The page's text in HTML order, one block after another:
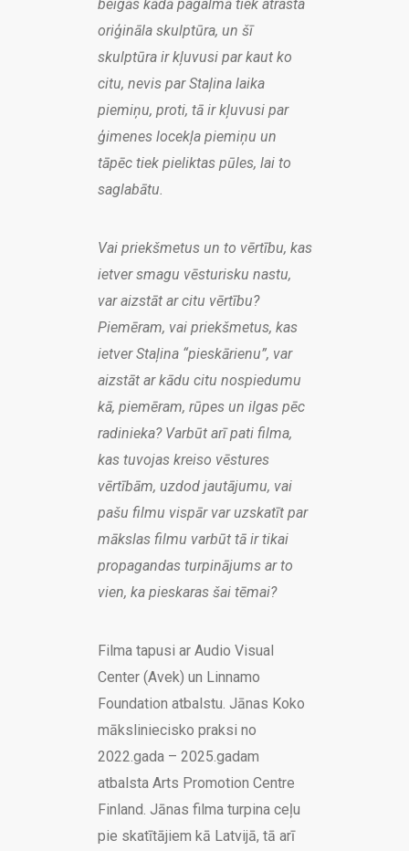
beigās kādā pagalmā tiek atrasta
oriģināla skulptūra, un šī
skulptūra ir kļuvusi par kaut ko
citu, nevis par Staļina laika
piemiņu, proti, tā ir kļuvusi par
ģimenes locekļa piemiņu un
tāpēc tiek pieliktas pūles, lai to
saglabātu.
Vai priekšmetus un to vērtību, kas
ietver smagu vēsturisku nastu,
var aizstāt ar citu vērtību?
Piemēram, vai priekšmetus, kas
ietver Staļina “pieskārienu”, var
aizstāt ar kādu citu nospiedumu
kā, piemēram, rūpes un ilgas pēc
radinieka? Varbūt arī pati filma,
kas tuvojas kreiso vēstures
vērtībām, uzdod jautājumu, vai
pašu filmu vispār var uzskatīt par
mākslas filmu varbūt tā ir tikai
propagandas turpinājums ar to
vien, ka pieskaras šai tēmai?
Filma tapusi ar Audio Visual
Center (Avek) un Linnamo
Foundation atbalstu. Jānas Koko
māksliniecisko praksi no
2022.gada – 2025.gadam
atbalsta Arts Promotion Centre
Finland. Jānas filma turpina ceļu
pie skatītājiem kā Latvijā, tā arī